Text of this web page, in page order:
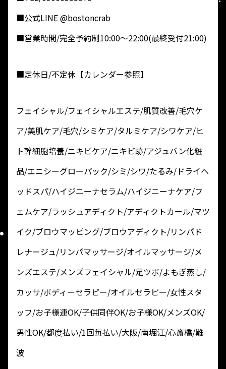
■公式LINE @bostoncrab
■営業時間/完全予約制10:00～22:00(最終受付21:00)
■定休日/不定休【カレンダー参照】
フェイシャル/フェイシャルエステ/肌質改善/毛穴ケ
ア/美肌ケア/毛穴/シミケア/タルミケア/シワケア/ヒ
ト幹細胞培養/ニキビケア/ニキビ跡/アジュバン化粧
品/エニシーグローパック/シミ/シワ/たるみ/ドライヘ
ッドスパ/ハイジニーナセラム/ハイジニーナケア/フ
ェムケア/ラッシュアディクト/アディクトカール/マツ
イク/ブロウマッピング/ブロウアディクト/リンパド
レナージュ/リンパマッサージ/オイルマッサージ/メ
ンズエステ/メンズフェイシャル/足ツボ/よもぎ蒸し/
カッサ/ボディーセラピー/オイルセラピー/女性スタ
ッフ/お子様連OK/子供同伴OK/お子様OK/メンズOK/
男性OK/都度払い/1回毎払い/大阪/南堀江/心斎橋/難
波